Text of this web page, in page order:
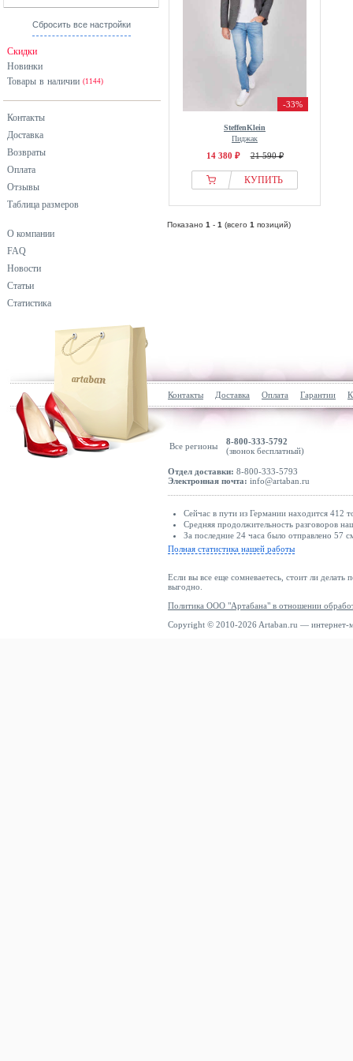
Сбросить все настройки
Скидки
Новинки
Товары в наличии (1144)
Контакты
Доставка
Возвраты
Оплата
Отзывы
Таблица размеров
О компании
FAQ
Новости
Статьи
Статистика
-33%
SteffenKlein
Пиджак
14 380 ₽ 21 590 ₽
КУПИТЬ
Показано 1 - 1 (всего 1 позиций)
Контакты Доставка Оплата Гарантии
Все регионы
8-800-333-5792
(звонок бесплатный)
Отдел доставки: 8-800-333-5793
Электронная почта: info@artaban.ru
Сейчас в пути из Германии находится 412
Средняя продолжительность разговоров
За последние 24 часа было отправлено 57
Полная статистика нашей работы
Если вы все еще сомневаетесь, стоит ли делать
выгодно.
Политика ООО "Артабана" в отношении
Copyright © 2010-2026 Artaban.ru — интернет-